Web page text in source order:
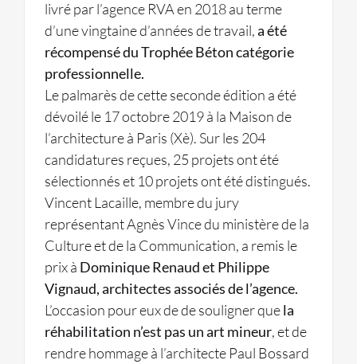
livré par l’agence RVA en 2018 au terme
d’une vingtaine d’années de travail,a été
récompensé du Trophée Béton catégorie
professionnelle.
Le palmarès de cette seconde édition a été
dévoilé le 17 octobre 2019 à la Maison de
l’architecture à Paris (Xè). Sur les 204
candidatures reçues, 25 projets ont été
sélectionnés et 10 projets ont été distingués.
Vincent Lacaille, membre du jury
représentant Agnès Vince du ministère de la
Culture et de la Communication, a remis le
prix à Dominique Renaud et Philippe
Vignaud, architectes associés de l’agence.
L’occasion pour eux de de souligner quela
réhabilitation n’est pas un art mineur, et de
rendre hommage à l’architecte Paul Bossard